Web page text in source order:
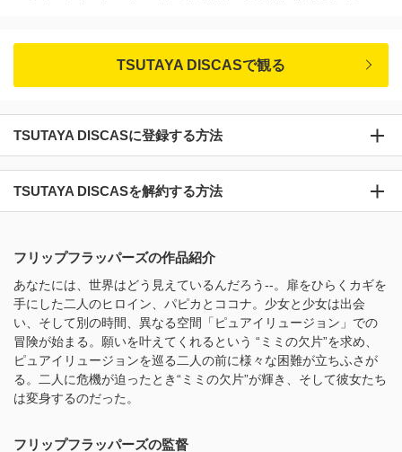
TSUTAYA DISCASで観る
TSUTAYA DISCASに登録する方法
TSUTAYA DISCASを解約する方法
フリップフラッパーズの作品紹介
あなたには、世界はどう見えているんだろう--。扉をひらくカギを
手にした二人のヒロイン、パピカとココナ。少女と少女は出会
い、そして別の時間、異なる空間「ピュアイリュージョン」での
冒険が始まる。願いを叶えてくれるという “ミミの欠片”を求め、
ピュアイリュージョンを巡る二人の前に様々な困難が立ちふさが
る。二人に危機が迫ったとき“ミミの欠片”が輝き、そして彼女たち
は変身するのだった。
フリップフラッパーズの監督